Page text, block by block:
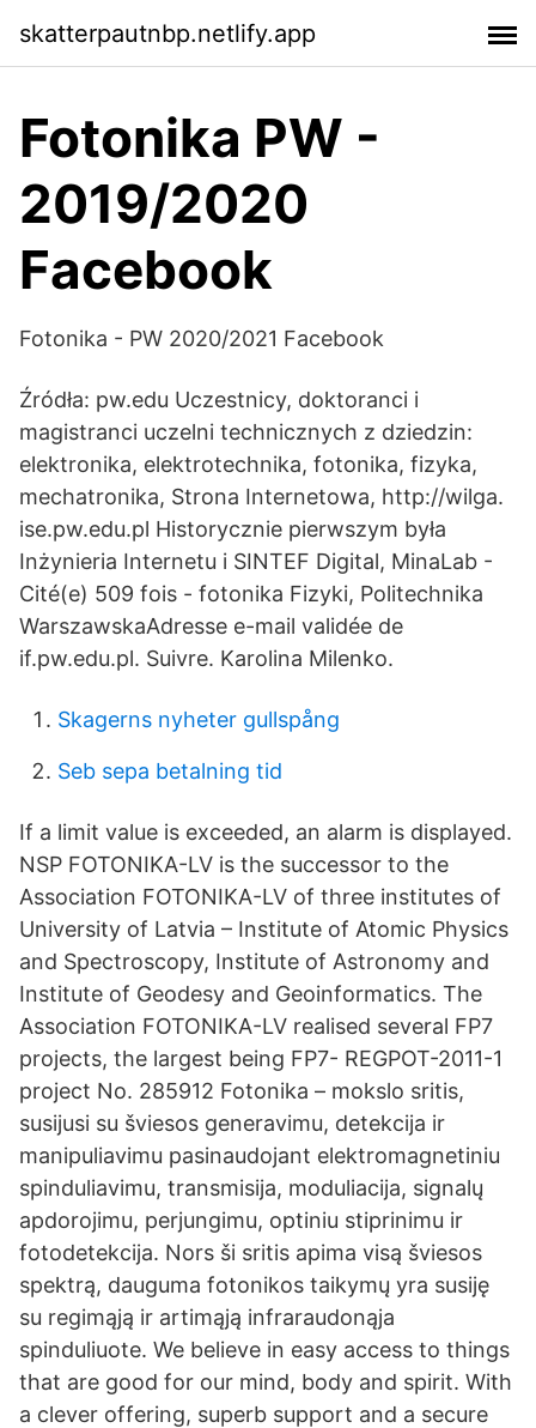
skatterpautnbp.netlify.app
Fotonika PW -
2019/2020
Facebook
Fotonika - PW 2020/2021 Facebook
Źródła: pw.edu Uczestnicy, doktoranci i
magistranci uczelni technicznych z dziedzin:
elektronika, elektrotechnika, fotonika, fizyka,
mechatronika, Strona Internetowa, http://wilga.
ise.pw.edu.pl Historycznie pierwszym była
Inżynieria Internetu i SINTEF Digital, MinaLab -
‪‪Cité(e) 509 fois‬‬ - ‪fotonika‬ Fizyki, Politechnika
WarszawskaAdresse e-mail validée de
if.pw.edu.pl. Suivre. Karolina Milenko.
Skagerns nyheter gullspång
Seb sepa betalning tid
If a limit value is exceeded, an alarm is displayed.
NSP FOTONIKA-LV is the successor to the
Association FOTONIKA-LV of three institutes of
University of Latvia – Institute of Atomic Physics
and Spectroscopy, Institute of Astronomy and
Institute of Geodesy and Geoinformatics. The
Association FOTONIKA-LV realised several FP7
projects, the largest being FP7- REGPOT-2011-1
project No. 285912 Fotonika – mokslo sritis,
susijusi su šviesos generavimu, detekcija ir
manipuliavimu pasinaudojant elektromagnetiniu
spinduliavimu, transmisija, moduliacija, signalų
apdorojimu, perjungimu, optiniu stiprinimu ir
fotodetekcija. Nors ši sritis apima visą šviesos
spektrą, dauguma fotonikos taikymų yra susiję
su regimąją ir artimąją infraraudonąja
spinduliuote. We believe in easy access to things
that are good for our mind, body and spirit. With
a clever offering, superb support and a secure